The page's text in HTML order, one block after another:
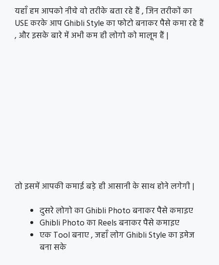
यहाँ हम आपको नीचे वो तरीके बता रहे हैं , जिन तरीकों का
USE करके आप Ghibli Style का फोटो बनाकर पैसे कमा रहे हैं
, और इसके बारे में अभी कम ही लोगो को मालूम हैं |
तो इसमें आपकी कमाई बड़े ही आसानी के साथ होने लगेगी |
दुसरे लोगो का Ghibli Photo बनाकर पैसे कमाइए
Ghibli Photo का Reels बनाकर पैसे कमाइए
एक Tool बनाए , जहाँ लोग Ghibli Style का इमेज
बना सके